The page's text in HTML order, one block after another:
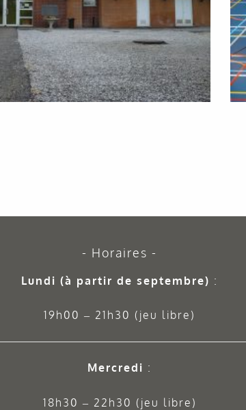
Horaires
Lundi (à partir de septembre) :
19h00 – 21h30 (jeu libre)
Mercredi :
18h30 – 22h30 (jeu libre)